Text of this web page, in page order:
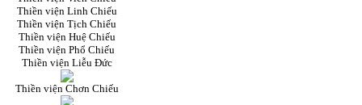
Thiền viện Linh Chiếu
Thiền viện Tịch Chiếu
Thiền viện Huệ Chiếu
Thiền viện Phổ Chiếu
Thiền viện Liễu Đức
Thiền viện Chơn Chiếu